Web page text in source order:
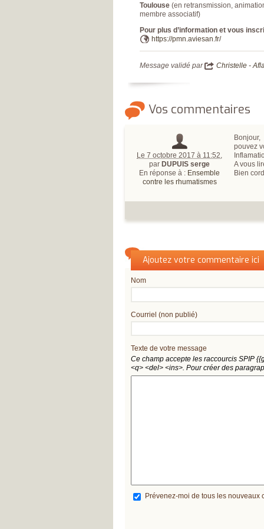
Toulouse (en retransmission,
membre associatif)
Pour plus d’information et vous
https://pmn.aviesan.fr/
Message validé par Christelle -
Vos commentaires
Le 7 octobre 2017 à 11:52,
par DUPUIS serge
En réponse à : Ensemble
contre les rhumatismes
Bonjour,
pouvez
A vous
Bien
Vos commentaires
Qui êtes-vous ?
Nom
Courriel (non publié)
Ajoutez votre commentaire ici
Texte de votre message
Ce champ accepte les raccourcis SPIP
<q> <del> <ins>. Pour créer des
Prévenez-moi de tous les nouveaux